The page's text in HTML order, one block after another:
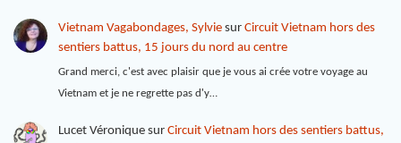
Vietnam Vagabondages, Sylviesur Circuit Vietnam hors des
sentiers battus, 15 jours du nord au centre
Grand merci, c'est avec plaisir que je vous ai crée votre voyage au
Vietnam et je ne regrette pas d'y…
Lucet Véroniquesur Circuit Vietnam hors des sentiers battus,